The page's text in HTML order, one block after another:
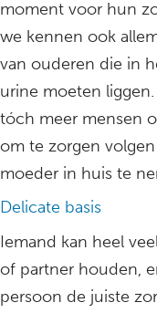
moment voor hun
we kennen ook
van ouderen die in
urine moeten
tóch meer mensen
om te zorgen
moeder in huis te
Delicate basis
Iemand kan heel
of partner houden,
persoon de juiste